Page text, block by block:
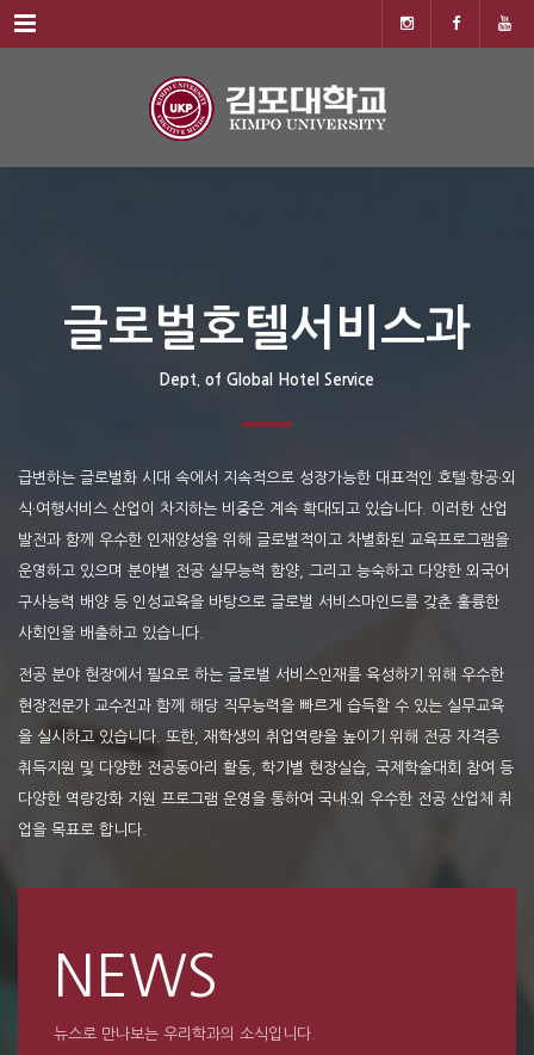
Menu
글로벌호텔서비스과
Dept. of Global Hotel Service
급변하는 글로벌화 시대 속에서 지속적으로 성장가능한 대표적인 호텔·항공·외
식·여행서비스 산업이 차지하는 비중은 계속 확대되고 있습니다. 이러한 산업
발전과 함께 우수한 인재양성을 위해 글로벌적이고 차별화된 교육프로그램을
운영하고 있으며 분야별 전공 실무능력 함양, 그리고 능숙하고 다양한 외국어
구사능력 배양 등 인성교육을 바탕으로 글로벌 서비스마인드를 갖춘 훌륭한
사회인을 배출하고 있습니다.
전공 분야 현장에서 필요로 하는 글로벌 서비스인재를 육성하기 위해 우수한
현장전문가 교수진과 함께 해당 직무능력을 빠르게 습득할 수 있는 실무교육
을 실시하고 있습니다. 또한, 재학생의 취업역량을 높이기 위해 전공 자격증
취득지원 및 다양한 전공동아리 활동, 학기별 현장실습, 국제학술대회 참여 등
다양한 역량강화 지원 프로그램 운영을 통하여 국내·외 우수한 전공 산업체 취
업을 목표로 합니다.
NEWS
뉴스로 만나보는 우리학과의 소식입니다.